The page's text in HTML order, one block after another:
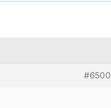
#6500